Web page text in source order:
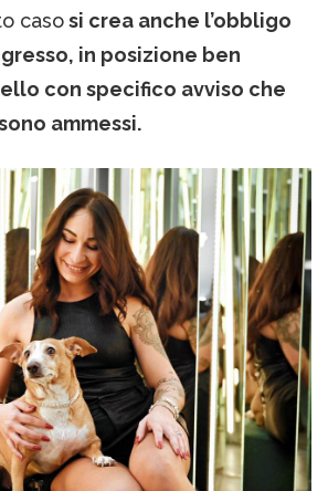
casosi crea anche l’obbligo
in posizione ben
con specifico avviso che
ammessi.